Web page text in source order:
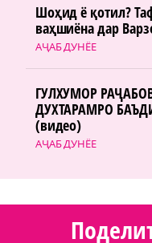
АҶАБ ДУНЁЕ
Шоҳид ё қотил?
ваҳшиёна дар
АҶАБ ДУНЁЕ
ГУЛХУМОР
ДУХТАРАМРО
(видео)